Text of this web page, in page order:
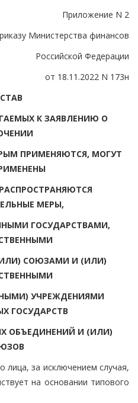
Приложение N 2
Министерства финансов
Российской Федерации
от 18.11.2022 N 173н
К ЗАЯВЛЕНИЮ О
ПРИМЕНЯЮТСЯ, МОГУТ
МЕРЫ,
ГОСУДАРСТВАМИ,
СОЮЗАМИ И (ИЛИ)
УЧРЕЖДЕНИЯМИ
ГОСУДАРСТВ
ОБЪЕДИНЕНИЙ И (ИЛИ)
лица, за исключением случая,
на основании типового